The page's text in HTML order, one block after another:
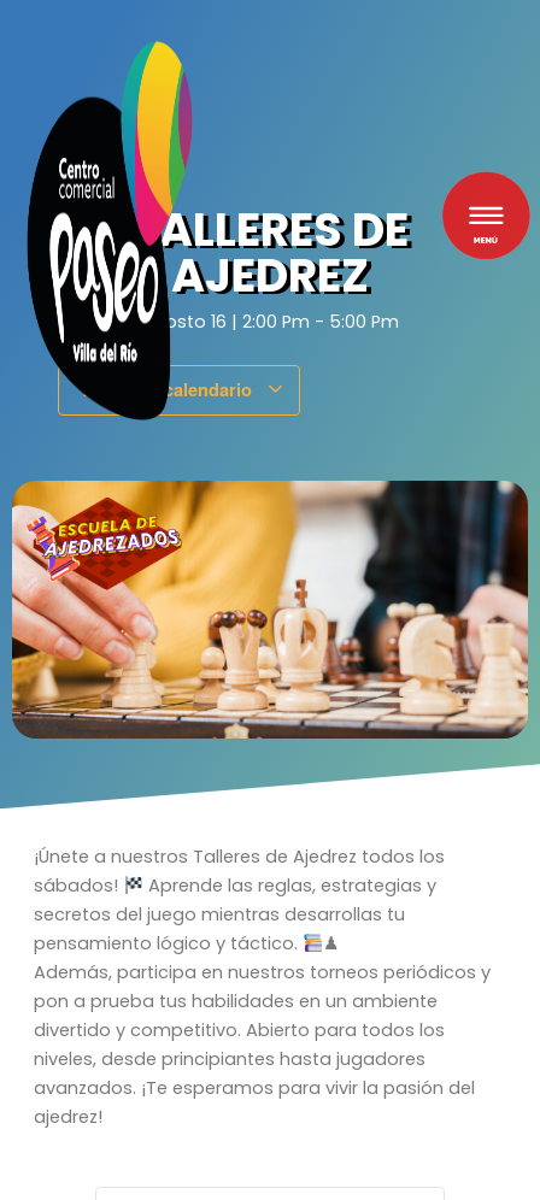
TALLERES DE
AJEDREZ
Agosto 16 | 2:00 Pm - 5:00 Pm
Añadir al calendario
¡Únete a nuestros Talleres de Ajedrez todos los
sábados!
Aprende las reglas, estrategias y
secretos del juego mientras desarrollas tu
pensamiento lógico y táctico.
♟
Además, participa en nuestros torneos periódicos y
pon a prueba tus habilidades en un ambiente
divertido y competitivo. Abierto para todos los
niveles, desde principiantes hasta jugadores
avanzados. ¡Te esperamos para vivir la pasión del
ajedrez!